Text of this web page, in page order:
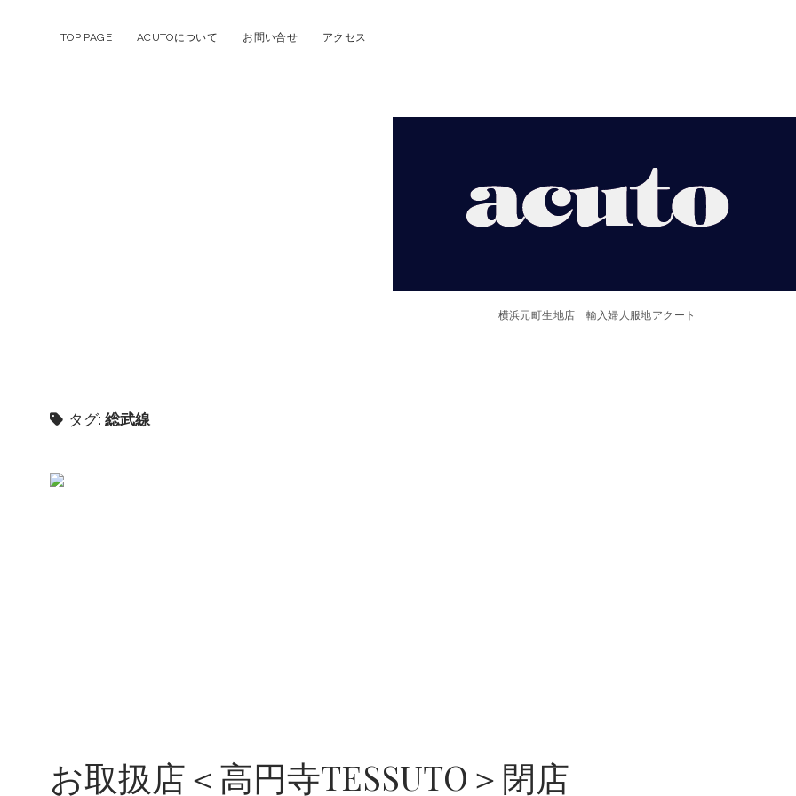
TOP PAGE ACUTOについて お問い合せ アクセス
【ACUTO】
浜
横浜元町生地店 輸入婦人服地アクート
タグ: 総武線
お取扱店＜高円寺TESSUTO＞閉店